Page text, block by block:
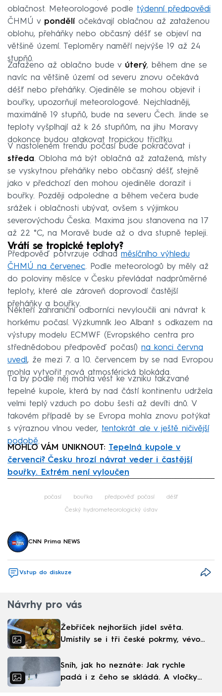
oblačnost. Meteorologové podle týdenní předpovědi
ČHMÚ v pondělí očekávají oblačnou až zataženou
oblohu, přeháňky nebo občasný déšť se objeví na
většině území. Teploměry naměří nejvýše 19 až 24
stupňů.
Zataženo až oblačno bude v úterý, během dne se
navíc na většině území od severu znovu očekává
déšť nebo přeháňky. Ojediněle se mohou objevit i
bouřky, upozorňují meteorologové. Nejchladněji,
maximálně 19 stupňů, bude na severu Čech. Jinde se
teploty vyšplhají až k 26 stupňům, na jihu Moravy
dokonce budou atakovat tropickou třicítku.
V nastoleném trendu počasí bude pokračovat i
středa. Obloha má být oblačná až zatažená, místy
se vyskytnou přeháňky nebo občasný déšť, stejně
jako v předchozí den mohou ojediněle dorazit i
bouřky. Později odpoledne a během večera bude
srážek i oblačnosti ubývat, ovšem s výjimkou
severovýchodu Česka. Maxima jsou stanovena na 17
až 22 °C, na Moravě bude až o dva stupně tepleji.
Vrátí se tropické teploty?
Předpověď potvrzuje odhad měsíčního výhledu
ČHMÚ na červenec. Podle meteorologů by měly až
do poloviny měsíce v Česku převládat nadprůměrné
teploty, které ale zároveň doprovodí častější
přeháňky a bouřky.
Někteří zahraniční odborníci nevyloučili ani návrat k
horkému počasí. Výzkumník Jeo Albant s odkazem na
výstupy modelu ECMWF (Evropského centra pro
střednědobou předpověď počasí) na konci června
uvedl , že mezi 7. a 10. červencem by se nad Evropou
mohla vytvořit nová atmosférická blokáda.
Ta by podle něj mohla vést ke vzniku takzvané
tepelné kupole, která by nad částí kontinentu udržela
velmi teplý vzduch po dobu šesti až devíti dnů. V
takovém případě by se Evropa mohla znovu potýkat
s výraznou vlnou veder, tentokrát ale v ještě ničivější
podobě.
MOHLO VÁM UNIKNOUT: Tepelná kupole v
červenci? Česku hrozí návrat veder i častější
bouřky. Extrém není vyloučen
počasí bouřka předpověď počasí déšť
Český hydrometeorologický ústav
CNN Prima NEWS
Vstup do diskuze
Návrhy pro vás
Žebříček nejhorších jídel světa.
Umístily se i tři české pokrmy, vévodí
Sníh, jak ho neznáte: Jak rychle
padá i z čeho se skládá. A vločky